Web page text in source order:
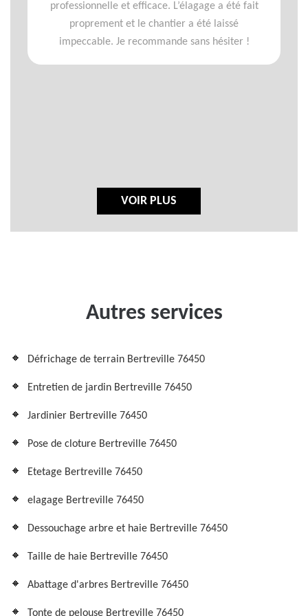
professionnelle et efficace. L’élagage a été fait
proprement et le chantier a été laissé
impeccable. Je recommande sans hésiter !
VOIR PLUS
Autres services
Défrichage de terrain Bertreville 76450
Entretien de jardin Bertreville 76450
Jardinier Bertreville 76450
Pose de cloture Bertreville 76450
Etetage Bertreville 76450
elagage Bertreville 76450
Dessouchage arbre et haie Bertreville 76450
Taille de haie Bertreville 76450
Abattage d'arbres Bertreville 76450
Tonte de pelouse Bertreville 76450